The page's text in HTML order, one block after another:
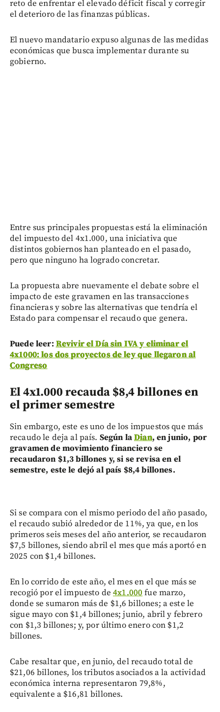
reto de enfrentar el elevado déficit fiscal y corregir
el deterioro de las finanzas públicas.
El nuevo mandatario expuso algunas de las medidas
económicas que busca implementar durante su
gobierno.
Entre sus principales propuestas está la eliminación
del impuesto del 4x1.000, una iniciativa que
distintos gobiernos han planteado en el pasado,
pero que ninguno ha logrado concretar.
La propuesta abre nuevamente el debate sobre el
impacto de este gravamen en las transacciones
financieras y sobre las alternativas que tendría el
Estado para compensar el recaudo que genera.
Puede leer: Revivir el Día sin IVA y eliminar el
4x1000: los dos proyectos de ley que llegaron al
Congreso
El 4x1.000 recauda $8,4 billones en
el primer semestre
Sin embargo, este es uno de los impuestos que más
recaudo le deja al país. Según laDian, en junio, por
gravamen de movimiento financiero se
recaudaron $1,3 billones y, si se revisa en el
semestre, este le dejó al país $8,4 billones.
Si se compara con el mismo periodo del año pasado,
el recaudo subió alrededor de 11%, ya que, en los
primeros seis meses del año anterior, se recaudaron
$7,5 billones, siendo abril el mes que más aportó en
2025 con $1,4 billones.
En lo corrido de este año, el mes en el que más se
recogió por el impuesto de4x1.000 fue marzo,
donde se sumaron más de $1,6 billones; a este le
sigue mayo con $1,4 billones; junio, abril y febrero
con $1,3 billones; y, por último enero con $1,2
billones.
Cabe resaltar que, en junio, del recaudo total de
$21,06 billones, los tributos asociados a la actividad
económica interna representaron 79,8%,
equivalente a $16,81 billones.